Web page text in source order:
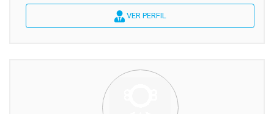
VER PERFIL